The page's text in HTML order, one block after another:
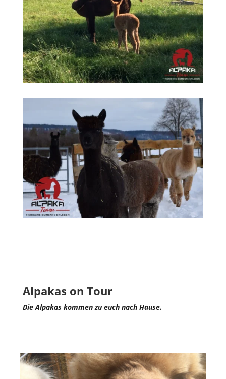
Alpakas on Tour
Die Alpakas kommen zu euch nach Hause.